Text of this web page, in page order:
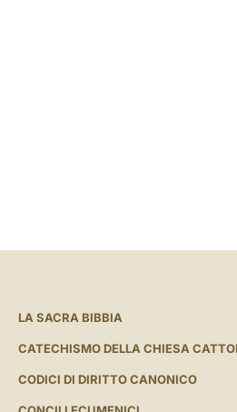
LA SACRA BIBBIA
CATECHISMO DELLA CHIESA
CODICI DI DIRITTO CANONICO